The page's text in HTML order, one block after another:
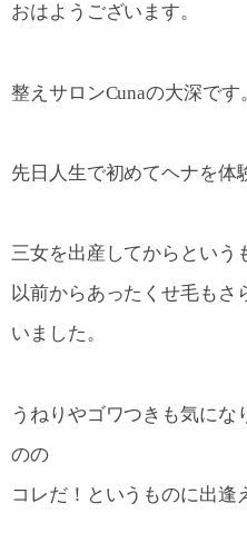
おはようございます。
整えサロンCunaの大深です。
先日人生で初めてヘナを体
三女を出産してからという
以前からあったくせ毛もさ
いました。
うねりやゴワつきも気にな
のの
コレだ！というものに出逢